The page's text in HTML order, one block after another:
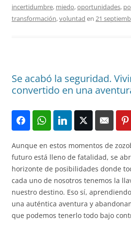
incertidumbre, miedo,oportunidades,
transformación,voluntad en 21
Se acabó la seguridad.
convertido en una
Aunque en estos momentos de
futuro está lleno de fatalidad, se
horizonte de posibilidades donde
cada uno de nosotros tenemos la
nuestro destino. Eso sí,
una auténtica aventura y
que podemos tenerlo todo bajo